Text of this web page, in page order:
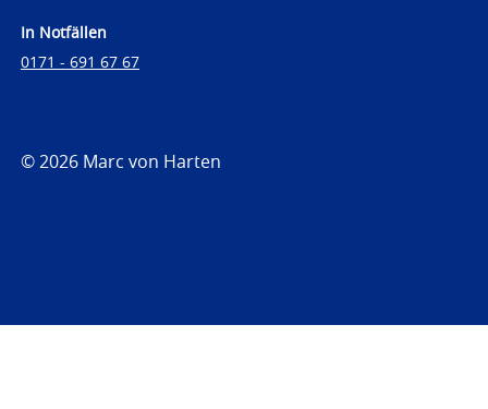
In Notfällen
0171 - 691 67 67
© 2026 Marc von Harten